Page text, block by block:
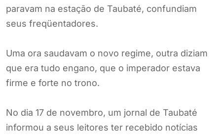
paravam na estação de Taubaté, confundiam
seus freqüentadores.
Uma ora saudavam o novo regime, outra diziam
que era tudo engano, que o imperador estava
firme e forte no trono.
No dia 17 de novembro, um jornal de Taubaté
informou a seus leitores ter recebido notícias